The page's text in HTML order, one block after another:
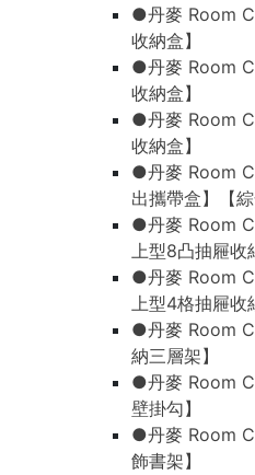
●丹麥 Room
收納盒】
●丹麥 Room
收納盒】
●丹麥 Room
收納盒】
●丹麥 Room
出攜帶盒】【綜
●丹麥 Room
上型8凸抽屜收
●丹麥 Room
上型4格抽屜收
●丹麥 Room
納三層架】
●丹麥 Room
壁掛勾】
●丹麥 Room
飾書架】